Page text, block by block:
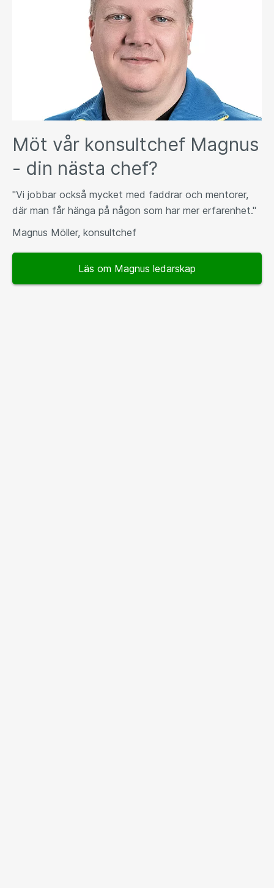
Möt vår konsultchef Magnus
- din nästa chef?
"Vi jobbar också mycket med faddrar och mentorer,
där man får hänga på någon som har mer erfarenhet."
Magnus Möller, konsultchef
Läs om Magnus ledarskap